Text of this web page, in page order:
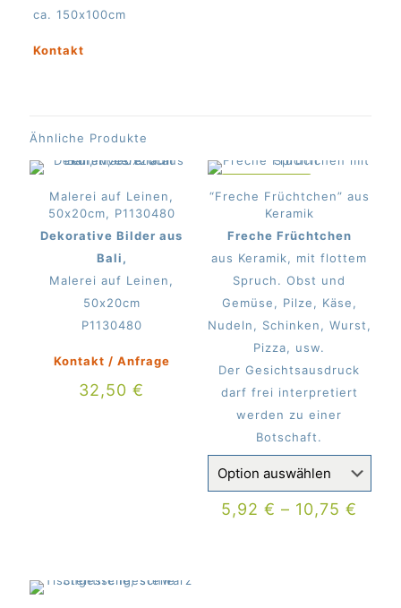
ca. 150x100cm
Kontakt
Ähnliche Produkte
Malerei auf Leinen,
50x20cm, P1130480
Dekorative Bilder aus
Bali,
Malerei auf Leinen,
50x20cm
P1130480
Kontakt / Anfrage
32,50€
“Freche Früchtchen” aus
Keramik
Freche Früchtchen
aus Keramik, mit flottem
Spruch. Obst und
Gemüse, Pilze, Käse,
Nudeln, Schinken, Wurst,
Pizza, usw.
Der Gesichtsausdruck
darf frei interpretiert
werden zu einer
Botschaft.
5,92€ – 10,75€